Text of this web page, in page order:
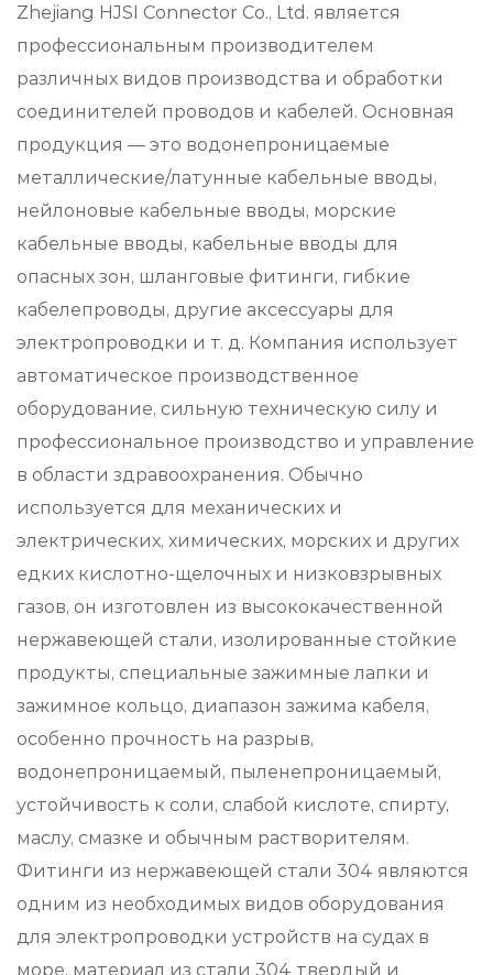
Zhejiang HJSI Connector Co., Ltd. является
профессиональным производителем
различных видов производства и обработки
соединителей проводов и кабелей. Основная
продукция — это водонепроницаемые
металлические/латунные кабельные вводы,
нейлоновые кабельные вводы, морские
кабельные вводы, кабельные вводы для
опасных зон, шланговые фитинги, гибкие
кабелепроводы, другие аксессуары для
электропроводки и т. д. Компания использует
автоматическое производственное
оборудование, сильную техническую силу и
профессиональное производство и управление
в области здравоохранения. Обычно
используется для механических и
электрических, химических, морских и других
едких кислотно-щелочных и низковзрывных
газов, он изготовлен из высококачественной
нержавеющей стали, изолированные стойкие
продукты, специальные зажимные лапки и
зажимное кольцо, диапазон зажима кабеля,
особенно прочность на разрыв,
водонепроницаемый, пыленепроницаемый,
устойчивость к соли, слабой кислоте, спирту,
маслу, смазке и обычным растворителям.
Фитинги из нержавеющей стали 304 являются
одним из необходимых видов оборудования
для электропроводки устройств на судах в
море, материал из стали 304 твердый и